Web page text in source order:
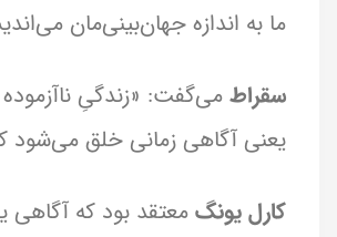
ما به اندازه جهان‌بینی‌مان
سقراطمی‌گفت: «زندگیِ
یعنی آگاهی زمانی خلق می‌شود
کارل یونگمعتقد بود که